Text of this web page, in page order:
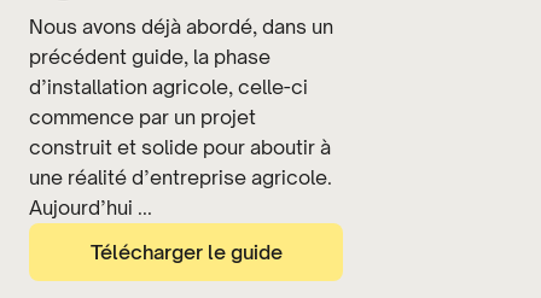
Nous avons déjà abordé, dans un
précédent guide, la phase
d’installation agricole, celle-ci
commence par un projet
construit et solide pour aboutir à
une réalité d’entreprise agricole.
Aujourd’hui ...
Télécharger le guide